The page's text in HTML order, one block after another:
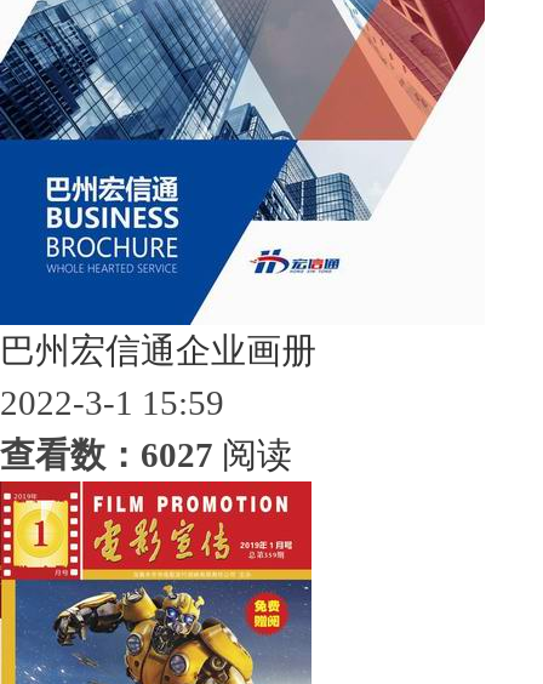
巴州宏信通企业画册
2022-3-1 15:59
查看数：6027 阅读